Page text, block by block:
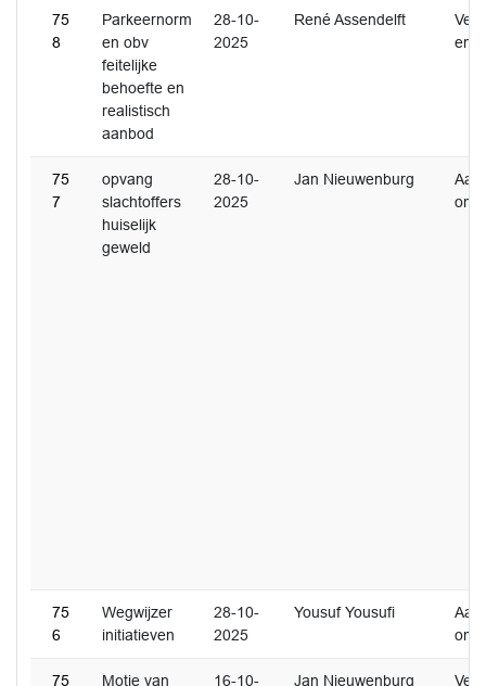
75
8
Parkeernorm
en obv
feitelijke
behoefte en
realistisch
aanbod
28-10-
2025
René Assendelft
en
75
7
opvang
slachtoffers
huiselijk
geweld
28-10-
2025
Jan Nieuwenburg
75
6
Wegwijzer
initiatieven
28-10-
2025
Yousuf Yousufi
75 Motie van 16-10- Jan Nieuwenburg